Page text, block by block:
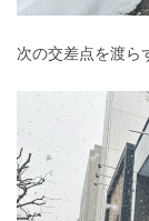
次の交差点を渡ら